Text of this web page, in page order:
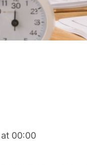
at 00:00